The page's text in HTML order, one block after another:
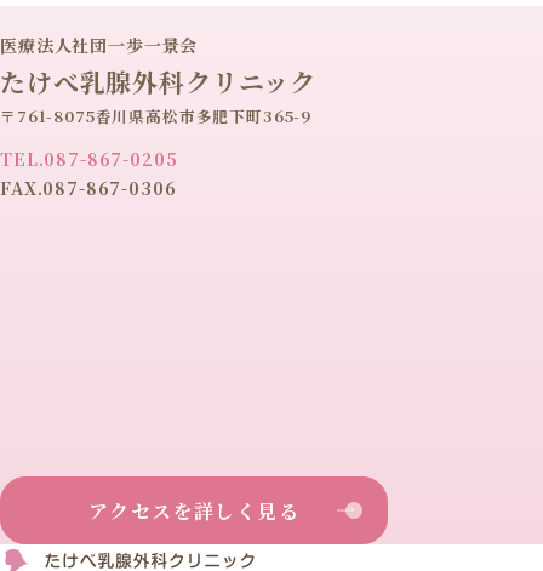
医療法人社団一歩一景会
たけべ乳腺外科クリニック
〒761-8075香川県高松市多肥下町365-9
TEL.087-867-0205
FAX.087-867-0306
アクセスを詳しく見る